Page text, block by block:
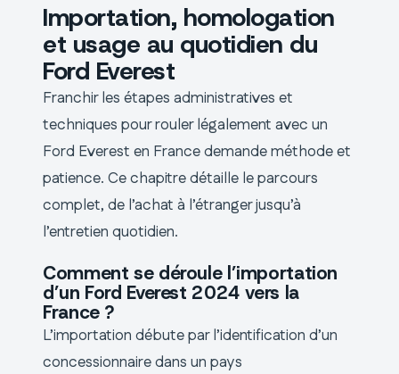
Importation, homologation
et usage au quotidien du
Ford Everest
Franchir les étapes administratives et
techniques pour rouler légalement avec un
Ford Everest en France demande méthode et
patience. Ce chapitre détaille le parcours
complet, de l’achat à l’étranger jusqu’à
l’entretien quotidien.
Comment se déroule l’importation
d’un Ford Everest 2024 vers la
France ?
L’importation débute par l’identification d’un
concessionnaire dans un pays